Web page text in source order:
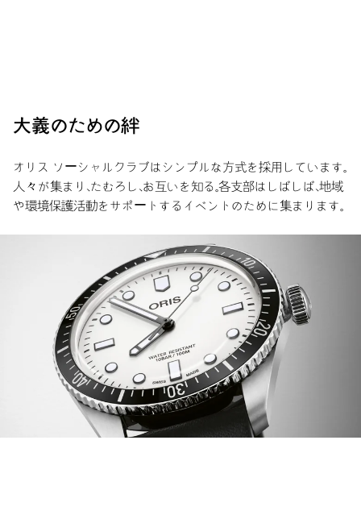
大義のための絆
オリス ソーシャルクラブはシンプルな方式を採用しています。
人々が集まり、たむろし、お互いを知る。各支部はしばしば、地域
や環境保護活動をサポートするイベントのために集まります。